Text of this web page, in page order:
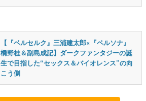
【『ベルセルク』三浦建太郎×『ペルソナ』
橋野桂＆副島成記】ダークファンタジーの誕
生で目指した“セックス＆バイオレンス”の向
こう側